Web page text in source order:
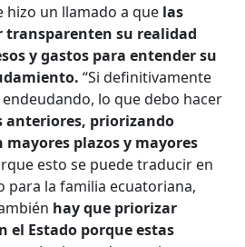
hizo un llamado a que las
transparenten su realidad
y gastos para entender su
“Si definitivamente
lo que debo hacer
anteriores, priorizando
plazos y mayores
esto se puede traducir en
para la familia ecuatoriana,
hay que priorizar
el Estado porque estas